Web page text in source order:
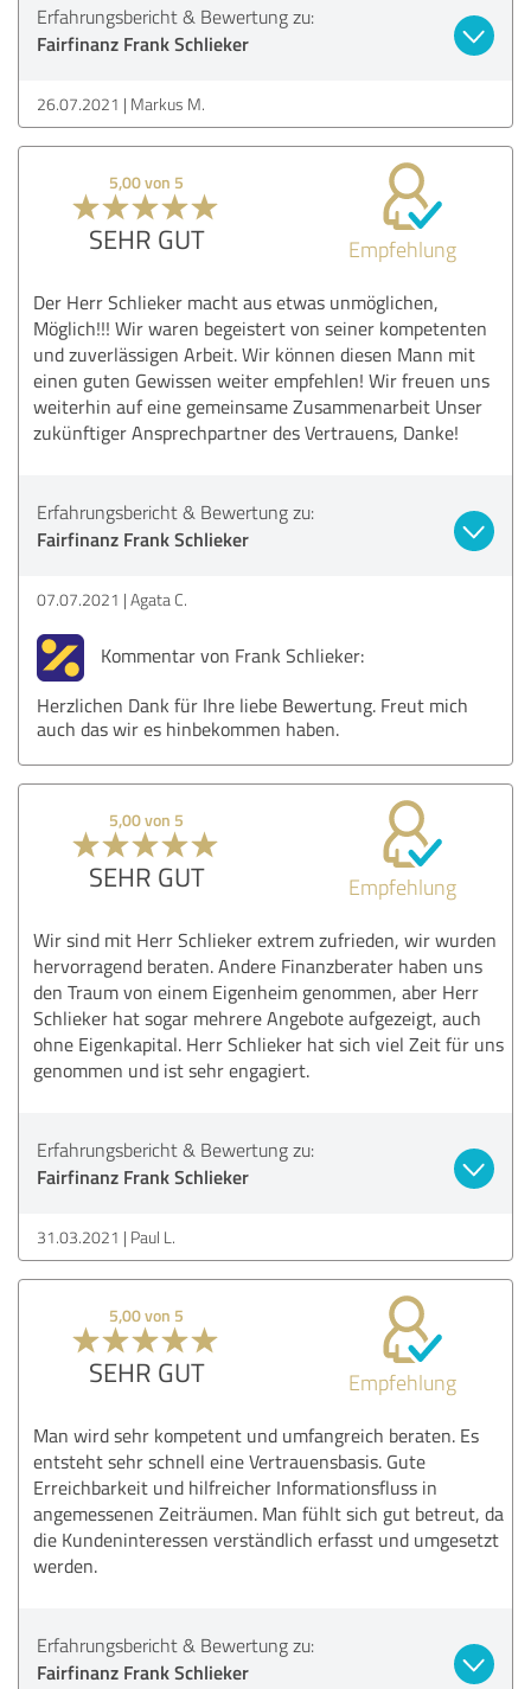
Erfahrungsbericht & Bewertung zu:
Fairfinanz Frank Schlieker
26.07.2021 Markus M.
5,00 von 5
SEHR GUT Empfehlung
Der Herr Schlieker macht aus etwas unmöglichen,
Möglich!!! Wir waren begeistert von seiner kompetenten
und zuverlässigen Arbeit. Wir können diesen Mann mit
einen guten Gewissen weiter empfehlen! Wir freuen uns
weiterhin auf eine gemeinsame Zusammenarbeit Unser
zukünftiger Ansprechpartner des Vertrauens, Danke!
Erfahrungsbericht & Bewertung zu:
Fairfinanz Frank Schlieker
07.07.2021 Agata C.
Kommentar von Frank Schlieker:
Herzlichen Dank für Ihre liebe Bewertung. Freut mich
auch das wir es hinbekommen haben.
5,00 von 5
SEHR GUT Empfehlung
Wir sind mit Herr Schlieker extrem zufrieden, wir wurden
hervorragend beraten. Andere Finanzberater haben uns
den Traum von einem Eigenheim genommen, aber Herr
Schlieker hat sogar mehrere Angebote aufgezeigt, auch
ohne Eigenkapital. Herr Schlieker hat sich viel Zeit für uns
genommen und ist sehr engagiert.
Erfahrungsbericht & Bewertung zu:
Fairfinanz Frank Schlieker
31.03.2021 Paul L.
5,00 von 5
SEHR GUT Empfehlung
Man wird sehr kompetent und umfangreich beraten. Es
entsteht sehr schnell eine Vertrauensbasis. Gute
Erreichbarkeit und hilfreicher Informationsfluss in
angemessenen Zeiträumen. Man fühlt sich gut betreut, da
die Kundeninteressen verständlich erfasst und umgesetzt
werden.
Erfahrungsbericht & Bewertung zu:
Fairfinanz Frank Schlieker